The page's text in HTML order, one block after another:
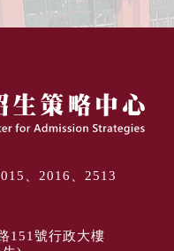
、2016、2513
151號行政大樓